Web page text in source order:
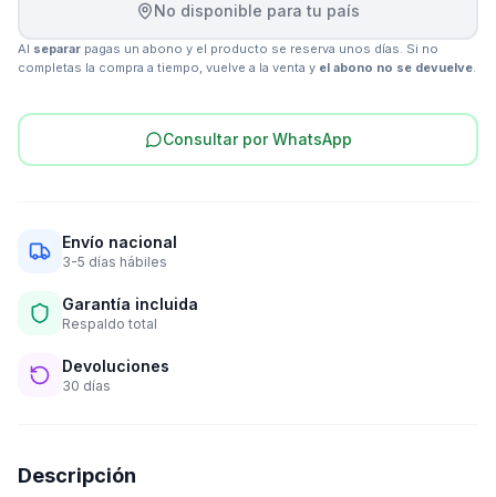
No disponible para tu país
Al separar pagas un abono y el producto se reserva unos días. Si no
completas la compra a tiempo, vuelve a la venta y el abono no se devuelve.
Consultar por WhatsApp
Envío nacional
3-5 días hábiles
Garantía incluida
Respaldo total
Devoluciones
30 días
Descripción